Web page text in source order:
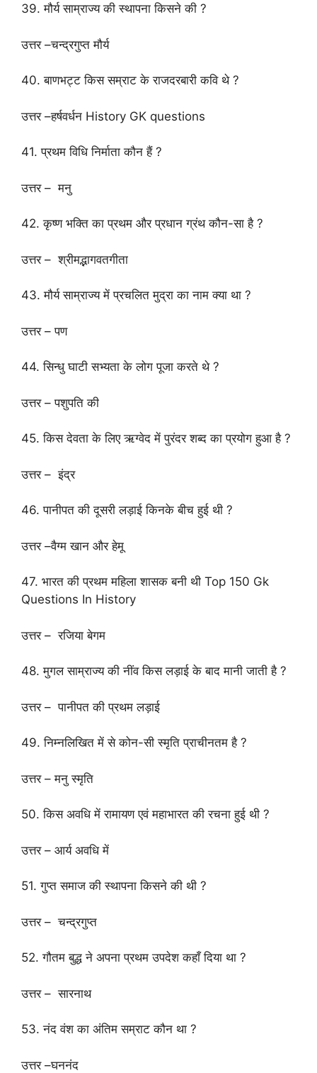
39. मौर्य साम्राज्य की स्थापना किसने की ?
उत्तर –चन्द्रगुप्त मौर्य
40. बाणभट्ट किस सम्राट के राजदरबारी कवि थे ?
उत्तर –हर्षवर्धन History GK questions
41. प्रथम विधि निर्माता कौन हैं ?
उत्तर – मनु
42. कृष्ण भक्ति का प्रथम और प्रधान ग्रंथ कौन-सा है ?
उत्तर – श्रीमद्भागवतगीता
43. मौर्य साम्राज्य में प्रचलित मुद्रा का नाम क्या था ?
उत्तर – पण
44. सिन्धु घाटी सभ्यता के लोग पूजा करते थे ?
उत्तर – पशुपति की
45. किस देवता के लिए ऋग्वेद में पुरंदर शब्द का प्रयोग हुआ है ?
उत्तर – इंद्र
46. पानीपत की दूसरी लड़ाई किनके बीच हुई थी ?
उत्तर –वैग्म खान और हेमू
47. भारत की प्रथम महिला शासक बनी थी Top 150 Gk
Questions In History
उत्तर – रजिया बेगम
48. मुगल साम्राज्य की नींव किस लड़ाई के बाद मानी जाती है ?
उत्तर – पानीपत की प्रथम लड़ाई
49. निम्नलिखित में से कोन-सी स्मृति प्राचीनतम है ?
उत्तर – मनु स्मृति
50. किस अवधि में रामायण एवं महाभारत की रचना हुई थी ?
उत्तर – आर्य अवधि में
51. गुप्त समाज की स्थापना किसने की थी ?
उत्तर – चन्द्रगुप्त
52. गौतम बुद्ध ने अपना प्रथम उपदेश कहाँ दिया था ?
उत्तर – सारनाथ
53. नंद वंश का अंतिम सम्राट कौन था ?
उत्तर –घननंद